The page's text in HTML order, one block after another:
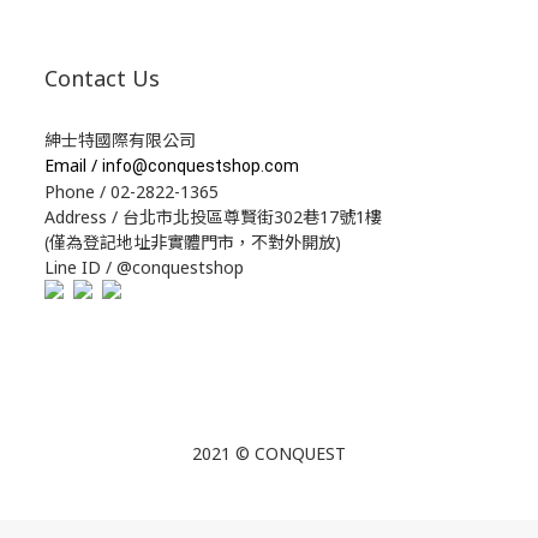
Contact Us
紳士特國際有限公司
Email / info@conquestshop.com
Phone / 02-2822-1365
Address / 台北市北投區尊賢街302巷17號1樓
(僅為登記地址非實體門市，不對外開放)
Line ID / @conquestshop
2021 © CONQUEST